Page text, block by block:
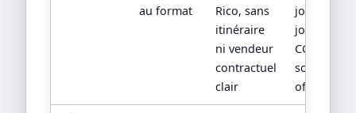
au format
Rico, sans
itinéraire
ni vendeur
contractuel
clair
jour par
jour,
CGV/CPV et
sources
officielles